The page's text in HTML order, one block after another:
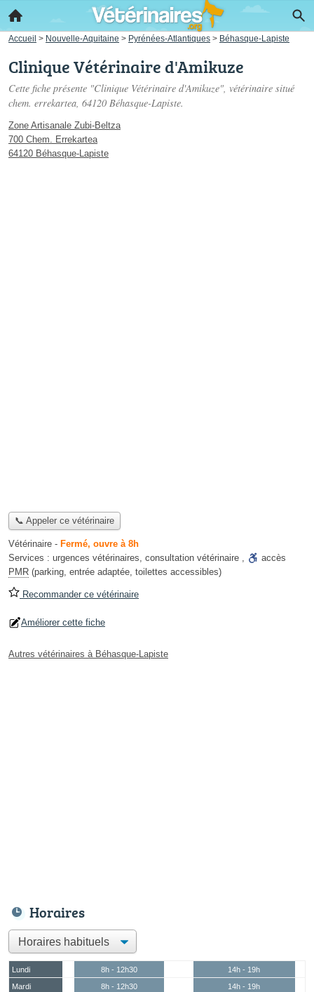
Accueil > Nouvelle-Aquitaine > Pyrénées-Atlantiques > Béhasque-Lapiste
Clinique Vétérinaire d'Amikuze
Cette fiche présente "Clinique Vétérinaire d'Amikuze", vétérinaire situé
chem. errekartea, 64120 Béhasque-Lapiste.
Zone Artisanale Zubi-Beltza
700 Chem. Errekartea
64120 Béhasque-Lapiste
📞 Appeler ce vétérinaire
Vétérinaire - Fermé, ouvre à 8h
Services : urgences vétérinaires, consultation vétérinaire ,
accès
PMR (parking, entrée adaptée, toilettes accessibles)
Recommander ce vétérinaire
Améliorer cette fiche
Autres vétérinaires à Béhasque-Lapiste
Horaires
Lundi 8h - 12h30
14h - 19h
Mardi
8h - 12h30
14h - 19h